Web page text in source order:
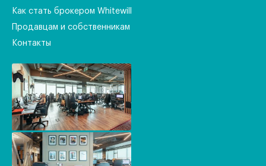
Как стать брокером Whitewill
Продавцам и собственникам
Контакты